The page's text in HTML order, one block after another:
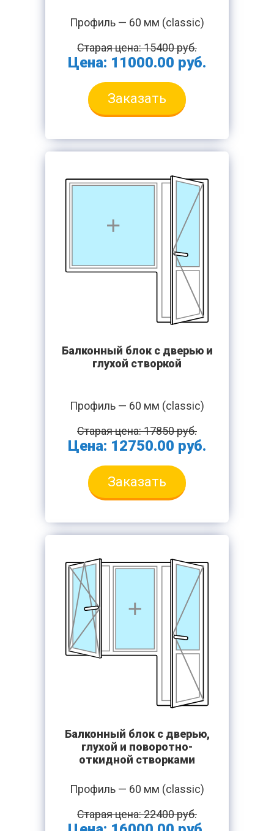
Профиль — 60 мм (classic)
Старая цена: 15400 руб.
Цена: 11000.00 руб.
Заказать
Балконный блок с дверью и
глухой створкой
Профиль — 60 мм (classic)
Старая цена: 17850 руб.
Цена: 12750.00 руб.
Заказать
Балконный блок с дверью,
глухой и поворотно-
откидной створками
Профиль — 60 мм (classic)
Старая цена: 22400 руб.